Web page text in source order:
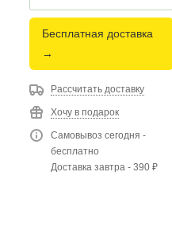
Бесплатная доставка
→
Рассчитать доставку
Хочу в подарок
Самовывоз сегодня -
бесплатно
Доставка завтра - 390 ₽